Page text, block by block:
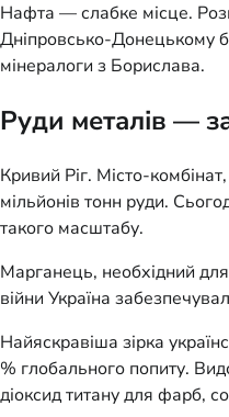
Нафта — слабке місце.
Дніпровсько-Донецькому
мінералоги з Борислава.
Руди металів —
Кривий Ріг. Місто-
мільйонів тонн руди.
такого масштабу.
Марганець, необхідний для
війни Україна
Найяскравіша зірка
% глобального попиту.
діоксид титану для фарб,